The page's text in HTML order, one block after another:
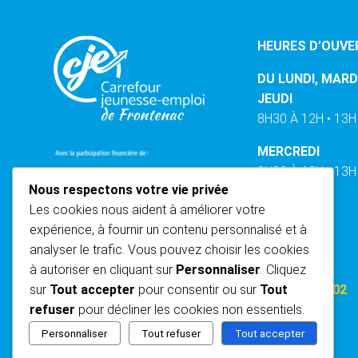
HEURES
DU LUNDI,
JEUDI
8H30 À 12H •
MERCREDI
8H30 À 12H •
VENDREDI
8H30 À 12H
TÉLÉPHONE
(418) 335-0802
Nous respectons votre vie privée
Les cookies nous aident à améliorer votre
expérience, à fournir un contenu personnalisé et à
analyser le trafic. Vous pouvez choisir les cookies
à autoriser en cliquant sur Personnaliser. Cliquez
sur Tout accepter pour consentir ou sur Tout
refuser pour décliner les cookies non essentiels.
Personnaliser Tout refuser Tout accepter